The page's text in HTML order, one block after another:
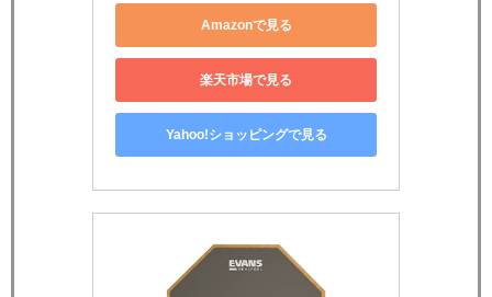
Amazonで見る
楽天市場で見る
Yahoo!ショッピングで見る